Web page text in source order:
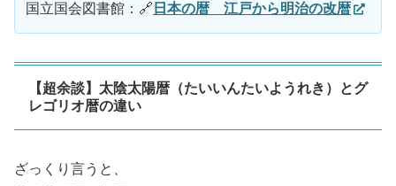
国立国会図書館：🔗 日本の暦 江戸から明治の改暦
【超余談】太陰太陽暦（たいいんたいようれき）とグ
レゴリオ暦の違い
ざっくり言うと、